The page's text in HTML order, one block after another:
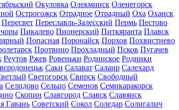
Окуловка Олекминск Оленегорск
Острогожск Отрадное Отрадный Оха Оханск
Пересвет Переславль-Залесский Пермь Пестово
Пикалево Пионерский Питкяранта Плавск
Попасная Поронайск Порхов Похвистнево
Протвино Прохладный Псков Пугачев
Реутов Ржев Ровеньки Родинское Родники
Саки Салават Салаир Салехард
Светогорск Свирск Свободный
Селидово Сельцо Семенов Семикаракорск
Скопин Славгород Славск Славянск
Гавань Советский Сокол Соледар Солигалич